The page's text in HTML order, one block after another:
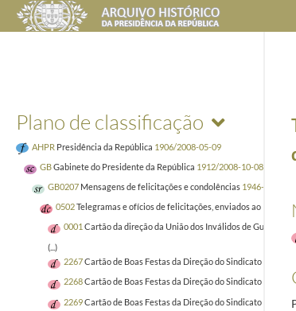
Plano de classificação
AHPR Presidência da República 1906/2008-05-09
GBGabinete do Presidente da República 1912/2008-10-08
GB0207 Mensagens de felicitações e condolências 1946-01-02/
0502Telegramas e ofícios de felicitações, enviados ao
0001 Cartão da direção da União dos Inválidos de Guerra,
(...)
2267Cartão de Boas Festas da Direção do Sindicato
2268Cartão de Boas Festas da Direção do Sindicato
2269Cartão de Boas Festas da Direção do Sindicato